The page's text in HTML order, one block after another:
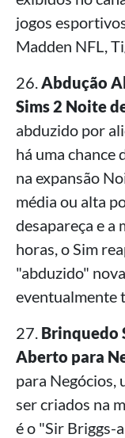
jogos
Madden NFL,
26. Abdução
Sims 2 Noite
abduzido por
há uma chance
na expansão
média ou alta
desapareça e a
horas, o Sim
"abduzido"
eventualmente
27. Brinquedo
Aberto para
para Negócios,
ser criados na
é o "Sir Briggs-